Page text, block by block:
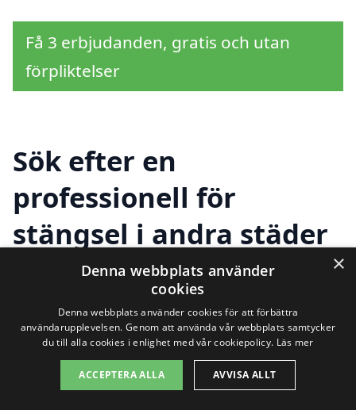
Få 3 erbjudanden, gratis och utan
förpliktelser
Sök efter en
professionell för
stängsel i andra städer
nära Asmundtorp
Att hitta rätt hjälp för ditt stängselprojekt
i Asmundtorp kan vara en utmaning, men
det finns många alternativ i närliggande
×
Denna webbplats använder
cookies
Denna webbplats använder cookies för att förbättra
användarupplevelsen. Genom att använda vår webbplats samtycker
du till alla cookies i enlighet med vår cookiepolicy. Läs mer
ACCEPTERA ALLA AVVISA ALLT